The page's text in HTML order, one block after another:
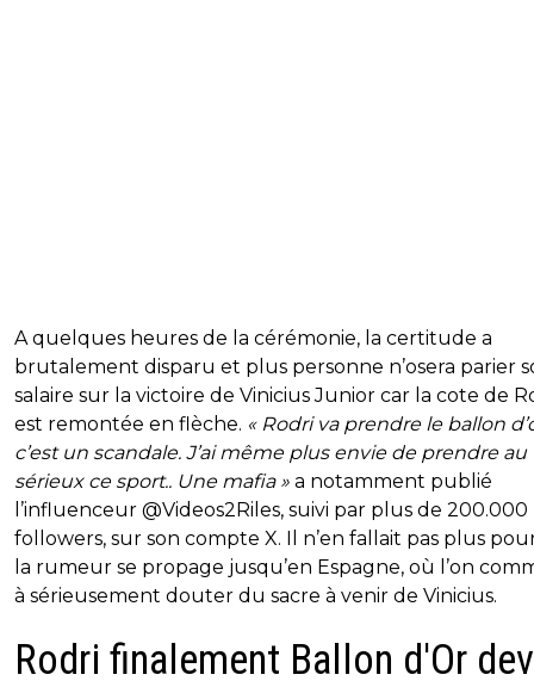
A quelques heures de la cérémonie, la certitude a
brutalement disparu et plus personne n’osera parier
salaire sur la victoire de Vinicius Junior car la cote de
est remontée en flèche. « Rodri va prendre le ballon
c’est un scandale. J’ai même plus envie de prendre au
sérieux ce sport.. Une mafia » a notamment publié
l’influenceur @Videos2Riles, suivi par plus de 200.000
followers, sur son compte X. Il n’en fallait pas plus
la rumeur se propage jusqu’en Espagne, où l’on
à sérieusement douter du sacre à venir de Vinicius.
Rodri finalement Ballon d'Or